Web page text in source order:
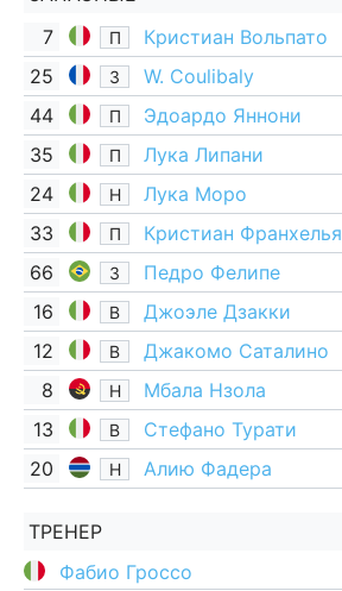
7
П Кристиан Вольпато
25 З W. Coulibaly
44 П Эдоардо Яннони
35 П Лука Липани
24 Н Лука Моро
33 П
Кристиан Франхелья
66
З
Педро Фелипе
16
В
Джоэле Дзакки
12
В
Джакомо Саталино
8
Н
Мбала Нзола
13
В
Стефано Турати
20
Н Алию Фадера
ТРЕНЕР
Фабио Гроссо